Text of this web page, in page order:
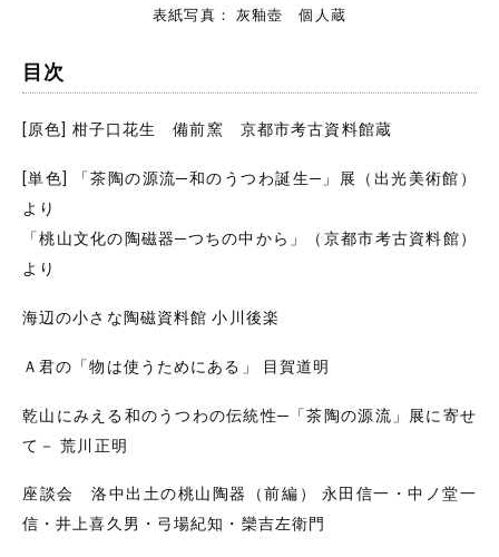
表紙写真： 灰釉壺 個人蔵
目次
[原色] 柑子口花生 備前窯 京都市考古資料館蔵
[単色] 「茶陶の源流─和のうつわ誕生─」展（出光美術館）
より
「桃山文化の陶磁器─つちの中から」（京都市考古資料館）
より
海辺の小さな陶磁資料館 小川後楽
Ａ君の「物は使うためにある」 目賀道明
乾山にみえる和のうつわの伝統性─「茶陶の源流」展に寄せ
て－ 荒川正明
座談会 洛中出土の桃山陶器（前編） 永田信一・中ノ堂一
信・井上喜久男・弓場紀知・欒吉左衛門